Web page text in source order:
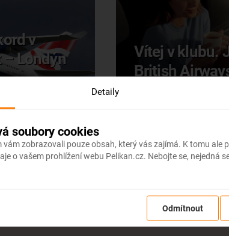
v
– Londýn
letu mezi New
letadlo rychlosti 1
(jde o tzv.
Vítej v klubu.
British
Darmo bys hledal na
výraz „business class“.
Detaily
soubory cookies
zobrazovali pouze obsah, který vás zajímá. K tomu ale
o vašem prohlížení webu Pelikan.cz. Nebojte se, nejedná
Odmítnout